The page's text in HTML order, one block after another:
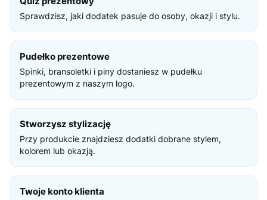
Sprawdzisz, jaki dodatek pasuje do osoby, okazji i stylu.
Pudełko prezentowe
Spinki, bransoletki i piny dostaniesz w pudełku
prezentowym z naszym logo.
Stworzysz stylizację
Przy produkcie znajdziesz dodatki dobrane stylem,
kolorem lub okazją.
Twoje konto klienta